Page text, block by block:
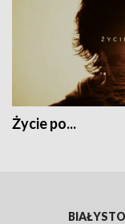
Życie po...